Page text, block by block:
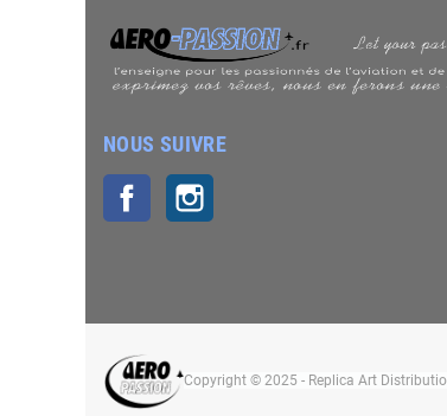
NOUS SUIVRE
Facebook
Copyright © 2025 - Replica Art